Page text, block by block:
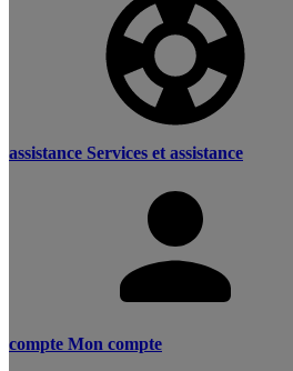
assistance Services et assistance
compte Mon compte